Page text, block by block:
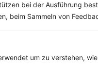
bei der Ausführung
beim Sammeln von
um zu verstehen,
Weitere